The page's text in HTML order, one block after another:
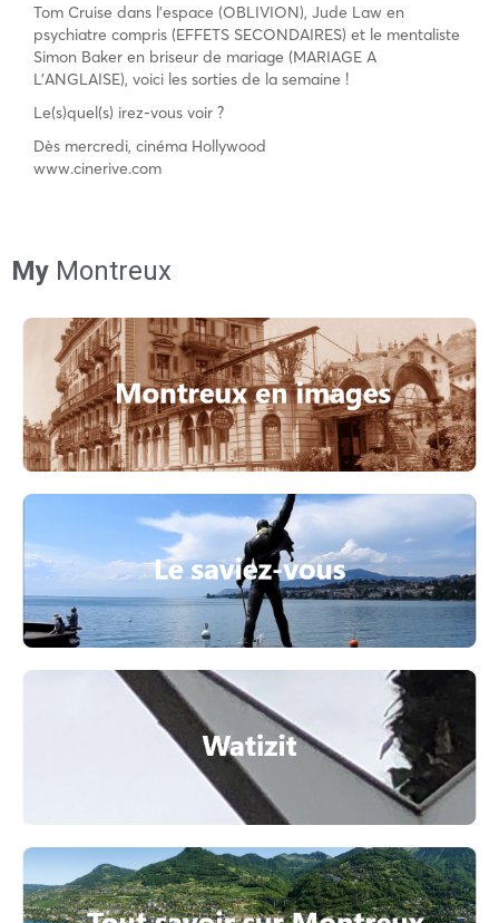
Tom Cruise dans l’espace (OBLIVION), Jude Law en
psychiatre compris (EFFETS SECONDAIRES) et le mentaliste
Simon Baker en briseur de mariage (MARIAGE A
L’ANGLAISE), voici les sorties de la semaine !
Le(s)quel(s) irez-vous voir ?
Dès mercredi, cinéma Hollywood
www.cinerive.com
My Montreux